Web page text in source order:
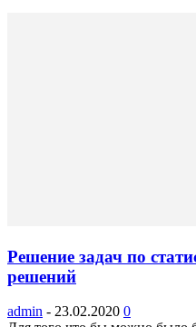
Решение задач по
решений
admin - 23.02.2020 0